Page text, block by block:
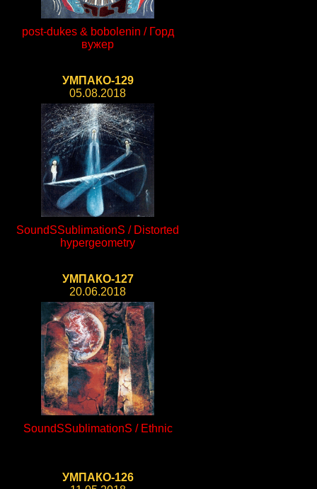
post-dukes & bobolenin / Горд
вужер
УМПАКО-129
05.08.2018
SoundSSublimationS / Distorted
hypergeometry
УМПАКО-127
20.06.2018
SoundSSublimationS / Ethnic
УМПАКО-126